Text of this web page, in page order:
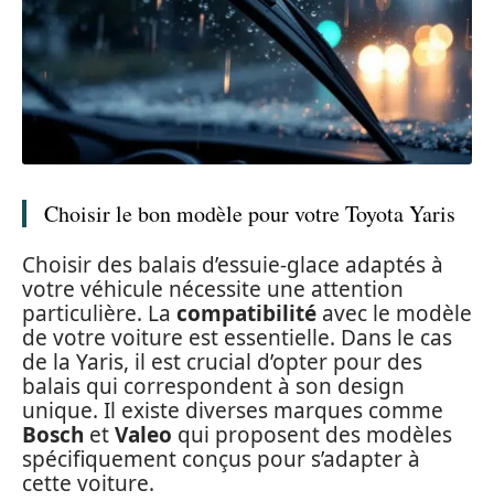
Choisir le bon modèle pour votre Toyota Yaris
Choisir des balais d’essuie-glace adaptés à
votre véhicule nécessite une attention
particulière. La compatibilité avec le modèle
de votre voiture est essentielle. Dans le cas
de la Yaris, il est crucial d’opter pour des
balais qui correspondent à son design
unique. Il existe diverses marques comme
Bosch etValeo qui proposent des modèles
spécifiquement conçus pour s’adapter à
cette voiture.